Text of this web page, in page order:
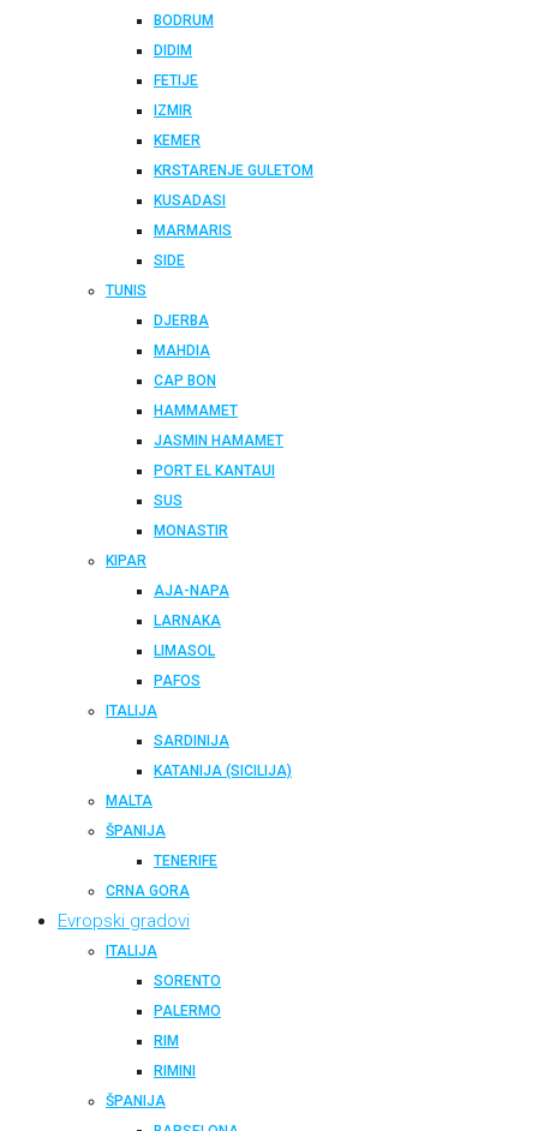
BODRUM
DIDIM
FETIJE
IZMIR
KEMER
KRSTARENJE GULETOM
KUSADASI
MARMARIS
SIDE
TUNIS
DJERBA
MAHDIA
CAP BON
HAMMAMET
JASMIN HAMAMET
PORT EL KANTAUI
SUS
MONASTIR
KIPAR
AJA-NAPA
LARNAKA
LIMASOL
PAFOS
ITALIJA
SARDINIJA
KATANIJA (SICILIJA)
MALTA
ŠPANIJA
TENERIFE
CRNA GORA
Evropski gradovi
ITALIJA
SORENTO
PALERMO
RIM
RIMINI
ŠPANIJA